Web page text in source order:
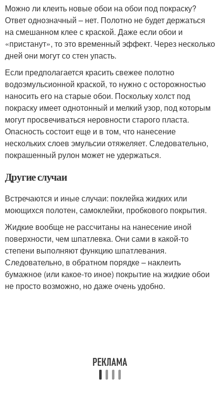
Можно ли клеить новые обои на обои под покраску?
Ответ однозначный – нет. Полотно не будет держаться
на смешанном клее с краской. Даже если обои и
«пристанут», то это временный эффект. Через несколько
дней они могут со стен упасть.
Если предполагается красить свежее полотно
водоэмульсионной краской, то нужно с осторожностью
наносить его на старые обои. Поскольку холст под
покраску имеет однотонный и мелкий узор, под которым
могут просвечиваться неровности старого пласта.
Опасность состоит еще и в том, что нанесение
нескольких слоев эмульсии отяжеляет. Следовательно,
покрашенный рулон может не удержаться.
Другие случаи
Встречаются и иные случаи: поклейка жидких или
моющихся полотен, самоклейки, пробкового покрытия.
Жидкие вообще не рассчитаны на нанесение иной
поверхности, чем шпатлевка. Они сами в какой-то
степени выполняют функцию шпатлевания.
Следовательно, в обратном порядке – наклеить
бумажное (или какое-то иное) покрытие на жидкие обои
не просто возможно, но даже очень удобно.